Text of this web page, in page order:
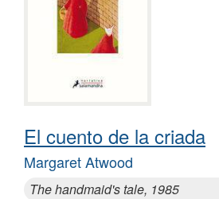
El cuento de la criada
Margaret Atwood
The handmaid's tale, 1985